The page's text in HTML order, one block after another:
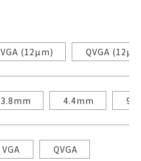
VGA (12µm) QVGA
3.8mm 4.4mm
VGA QVGA